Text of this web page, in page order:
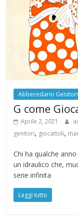
Abbecedario
G come
Aprile 2, 2021
genitori, giocattoli,
Chi ha qualche
un idraulico che,
serie infinita
Leggi tutto